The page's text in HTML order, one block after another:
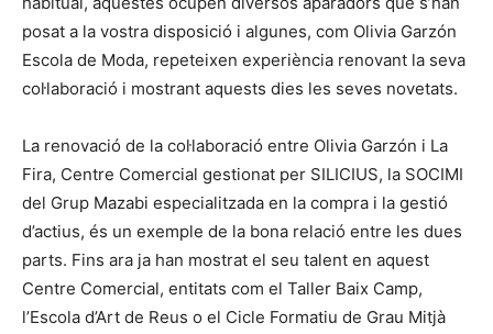
posat a la vostra disposició i algunes, com Olivia Garzón
Escola de Moda, repeteixen experiència renovant la seva
col·laboració i mostrant aquests dies les seves novetats.
La renovació de la col·laboració entre Olivia Garzón i La
Fira, Centre Comercial gestionat per SILICIUS, la SOCIMI
del Grup Mazabi especialitzada en la compra i la gestió
d’actius, és un exemple de la bona relació entre les dues
parts. Fins ara ja han mostrat el seu talent en aquest
Centre Comercial, entitats com el Taller Baix Camp,
l’Escola d’Art de Reus o el Cicle Formatiu de Grau Mitjà